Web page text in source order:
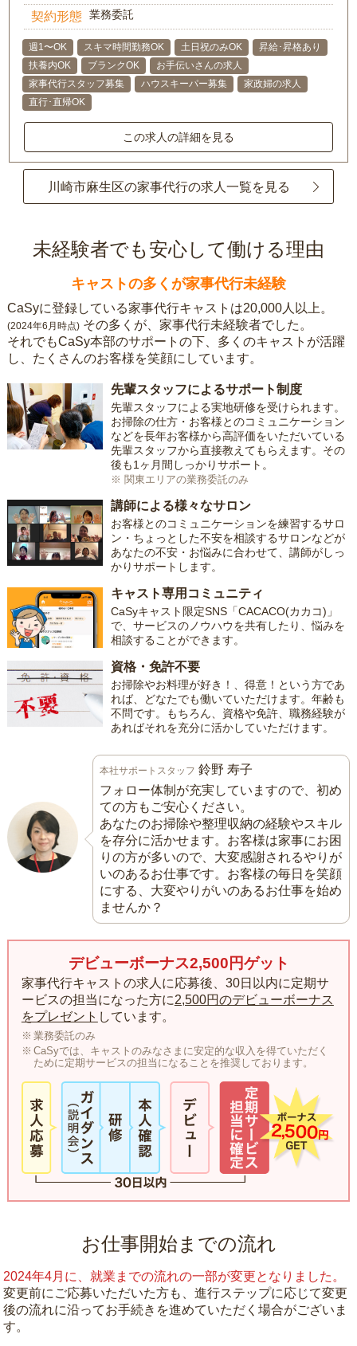
契約形態 業務委託
週1〜OK スキマ時間勤務OK 土日祝のみOK
昇給･昇格あり
扶養内OK
ブランクOK
お手伝いさんの求人
家事代行スタッフ募集
ハウスキーパー募集
家政婦の求人
直行･直帰OK
この求人の詳細を見る
川崎市麻生区の家事代行の求人一覧を見る
未経験者でも安心して働ける理由
キャストの多くが家事代行未経験
CaSyに登録している家事代行キャストは20,000人以上。
(2024年6月時点) その多くが、家事代行未経験者でした。
それでもCaSy本部のサポートの下、多くのキャストが活躍
し、たくさんのお客様を笑顔にしています。
先輩スタッフによるサポート制度
先輩スタッフによる実地研修を受けられます。
お掃除の仕方・お客様とのコミュニケーション
などを長年お客様から高評価をいただいている
先輩スタッフから直接教えてもらえます。その
後も1ヶ月間しっかりサポート。
※ 関東エリアの業務委託のみ
講師による様々なサロン
お客様とのコミュニケーションを練習するサロ
ン・ちょっとした不安を相談するサロンなどが
あなたの不安・お悩みに合わせて、講師がしっ
かりサポートします。
キャスト専用コミュニティ
CaSyキャスト限定SNS「CACACO(カカコ)」
で、サービスのノウハウを共有したり、悩みを
相談することができます。
資格・免許不要
お掃除やお料理が好き！、得意！という方であ
れば、どなたでも働いていただけます。年齢も
不問です。もちろん、資格や免許、職務経験が
あればそれを充分に活かしていただけます。
本社サポートスタッフ 鈴野 寿子
フォロー体制が充実していますので、初め
ての方もご安心ください。
あなたのお掃除や整理収納の経験やスキル
を存分に活かせます。お客様は家事にお困
りの方が多いので、大変感謝されるやりが
いのあるお仕事です。お客様の毎日を笑顔
にする、大変やりがいのあるお仕事を始め
ませんか？
デビューボーナス2,500円ゲット
家事代行キャストの求人に応募後、30日以内に定期サ
ービスの担当になった方に2,500円のデビューボーナス
をプレゼント しています。
業務委託のみ
CaSyでは、キャストのみなさまに安定的な収入を得ていただく
ために定期サービスの担当になることを推奨しております。
お仕事開始までの流れ
2024年4月に、就業までの流れの一部が変更となりました。
変更前にご応募いただいた方も、進行ステップに応じて変更
後の流れに沿ってお手続きを進めていただく場合がございま
す。